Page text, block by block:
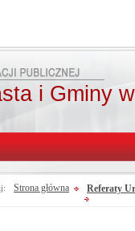
i Gminy
Strona główna Referaty